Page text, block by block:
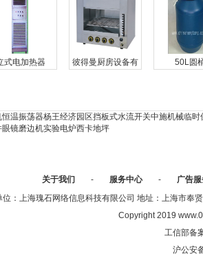
式电加热器
彼得曼厨房设备有
50L圆
恒温振荡器杨王经济园区挡板式水流开关中施机械临时
眼镜磨边机实验电炉西卡地坪
关于我们 - 服务中心 -
广告
位：上海瑰石网络信息科技有限公司 地址：上海市
Copyright 2019
工信部备
沪公安